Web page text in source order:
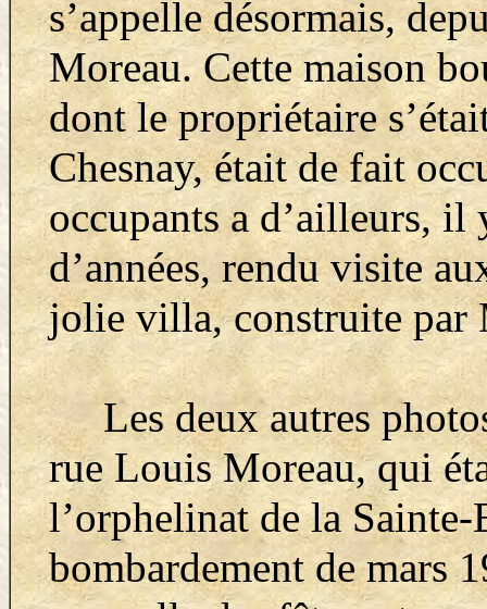
s’appelle désormais,
Moreau. Cette maison
dont le propriétaire
Chesnay, était de fait
occupants a d’ailleurs, il
d’années, rendu visite
jolie villa, construite par
Les deux autres
rue Louis Moreau, qui
l’orphelinat de la
bombardement de mars